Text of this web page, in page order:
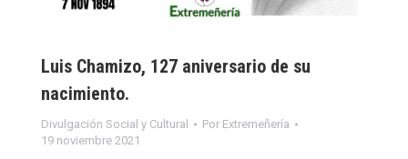
Luis Chamizo, 127 aniversario de su
nacimiento.
Divulgación Social y Cultural Por Extremeñería
19 noviembre 2021